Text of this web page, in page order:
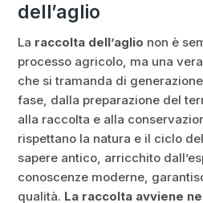
dell’aglio
La raccolta dell’aglio non è
processo agricolo, ma una
che si tramanda di
fase, dalla preparazione del
alla raccolta e alla
rispettano la natura e il ciclo
sapere antico, arricchito
conoscenze moderne,
qualità. La raccolta avviene